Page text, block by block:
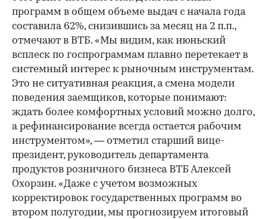
программ в общем объеме выдач с начала года
составила 62%, снизившись за месяц на 2 п.п.,
отмечают в ВТБ. «Мы видим, как июньский
всплеск по госпрограммам плавно перетекает в
системный интерес к рыночным инструментам.
Это не ситуативная реакция, а смена модели
поведения заемщиков, которые понимают:
ждать более комфортных условий можно долго,
а рефинансирование всегда остается рабочим
инструментом», — отметил старший вице-
президент, руководитель департамента
продуктов розничного бизнеса ВТБ Алексей
Охорзин. «Даже с учетом возможных
корректировок государственных программ во
втором полугодии, мы прогнозируем итоговый